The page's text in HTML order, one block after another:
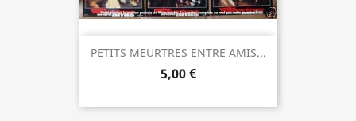
PETITS MEURTRES ENTRE AMIS...
5,00 €